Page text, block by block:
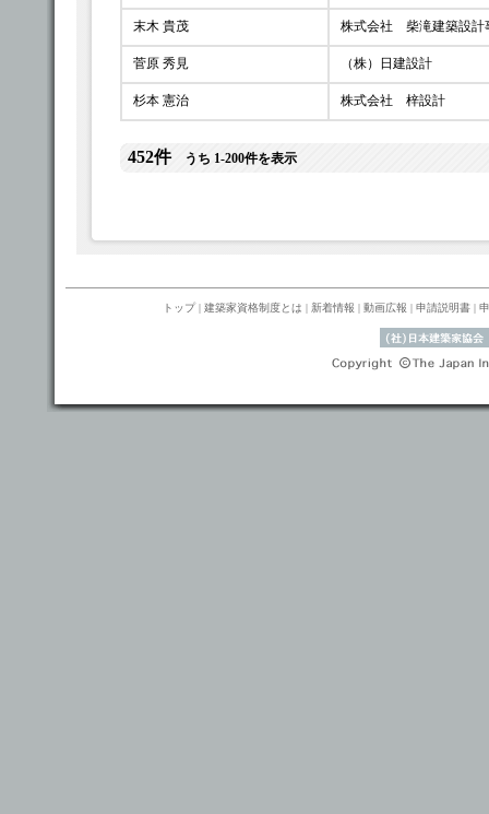
末木 貴茂 株式会社 柴滝建築設計
菅原 秀見 （株）日建設計
杉本 憲治 株式会社 梓設計
452件うち 1-200件を表示
トップ| 建築家資格制度とは | 新着情報 | 動画広報 | 申請説明書 |